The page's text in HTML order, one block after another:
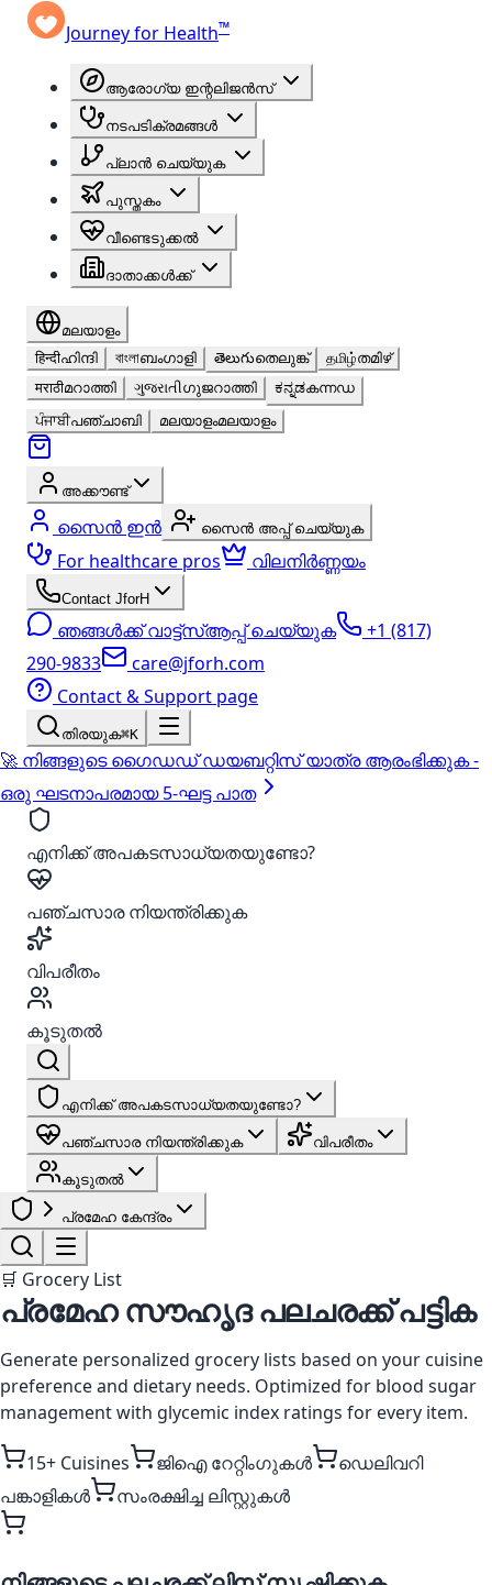
Journey for Health™
ആരോഗ്യ ഇന്റലിജൻസ്
നടപടിക്രമങ്ങൾ
പ്ലാൻ ചെയ്യുക
പുസ്തകം
വീണ്ടെടുക്കൽ
ദാതാക്കൾക്ക്
മലയാളം
हिन्दीഹിന്ദി বাংলাബംഗാളി తెలుగుതെലുങ്ക് தமிழ்തമിഴ്
मराठीമറാത്തി ગુજરાતીഗുജറാത്തി ಕನ್ನಡകന്നഡ
ਪੰਜਾਬੀപഞ്ചാബി മലയാളംമലയാളം
അക്കൗണ്ട്
സൈൻ ഇൻ സൈൻ അപ്പ് ചെയ്യുക
For healthcare pros വിലനിർണ്ണയം
Contact JforH
ഞങ്ങൾക്ക് വാട്ട്‌സ്ആപ്പ് ചെയ്യുക
+1 (817)
290-9833
care@jforh.com
Contact & Support page
തിരയുക⌘K
🚀 നിങ്ങളുടെ ഗൈഡഡ് ഡയബറ്റിസ് യാത്ര ആരംഭിക്കുക -
ഒരു ഘടനാപരമായ 5-ഘട്ട പാത
എനിക്ക് അപകടസാധ്യതയുണ്ടോ?
പഞ്ചസാര നിയന്ത്രിക്കുക
വിപരീതം
കൂടുതൽ
എനിക്ക് അപകടസാധ്യതയുണ്ടോ?
പഞ്ചസാര നിയന്ത്രിക്കുക വിപരീതം
കൂടുതൽ
പ്രമേഹ കേന്ദ്രം
🛒 Grocery List
പ്രമേഹ സൗഹൃദ പലചരക്ക് പട്ടിക
Generate personalized grocery lists based on your cuisine
preference and dietary needs. Optimized for blood sugar
management with glycemic index ratings for every item.
15+ Cuisines ജിഐ റേറ്റിംഗുകൾ
ഡെലിവറി
പങ്കാളികൾ
സംരക്ഷിച്ച ലിസ്റ്റുകൾ